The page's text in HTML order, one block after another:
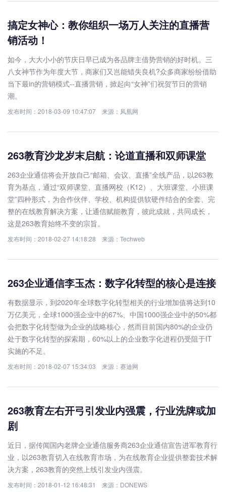
搞定女神心：教你组织一场万人关注的直播营
销活动！
如今，大大小小的节庆日早已成为各品牌主借势营销的好时机。三
八女神节作为年度大节，商家们又岂能错失良机?众多商家纷纷借助
当下最in的营销模式--直播营销，掀起向“女神”们祝贺节日的营销
潮。
发布时间：2018-03-09 10:47:07 来源：凤凰网
263教育沙龙岁末启航：论道直播和双师课堂
263企业通信将会开放自己“邮箱、会议、直播”全线产品，以263教
育为基点，通过“双师课堂、直播网校（K12）、大班课堂、小班课
堂”四种形式，为合作伙伴、学校、机构提供软硬件结合的全套、完
整的在线教育解决方案，让通信赋能教育，彼此成就，共同成长，
这是263教育始终不变的宗旨。
发布时间：2018-02-27 14:18:28 来源：Techweb
263企业通信李玉杰：数字化转型的核心是连接
有数据显示，到2020年全球数字化转型相关的行业增加值将达到10
万亿美元，全球1000强企业中的67%、中国1000强企业中的50%都
会把数字化转型做为企业的战略核心，然而目前国内80%的企业仍
处于数字化转型的探索期，60%以上的企业数字化进程仍受阻于IT
实施的不足。
发布时间：2018-02-07 15:34:03 来源：赛迪网
263教育左右开弓引发业内强震，行业洗牌或加
剧
近日，据传闻国内老牌企业通信服务商263企业通信宣告进军教育行
业，以263教育切入在线教育市场，为在线教育企业提供整套技术解
决方案，263教育的突然上线引发业内强震。
发布时间：2018-01-12 16:48:31 来源：DONEWS